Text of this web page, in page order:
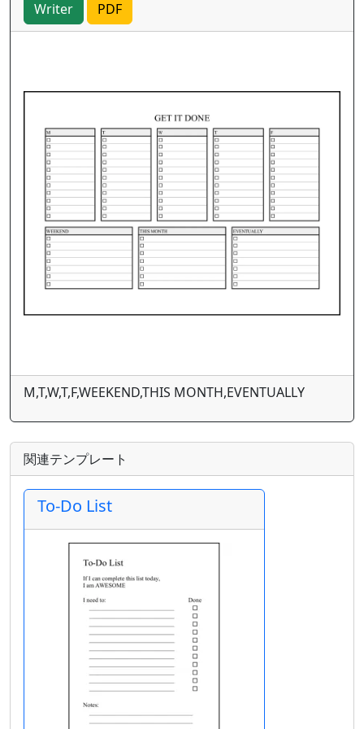
Writer PDF
M,T,W,T,F,WEEKEND,THIS MONTH,EVENTUALLY
関連テンプレート
To-Do List